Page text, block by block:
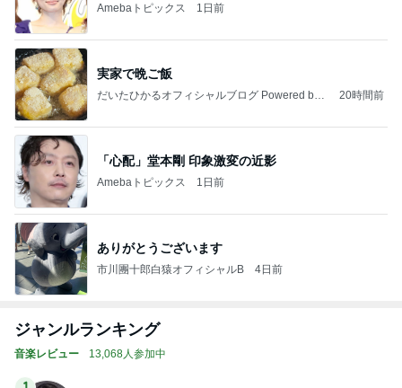
Amebaトピックス 1日前
実家で晩ご飯
だいたひかるオフィシャルブログ Powered by
20時間前
「心配」堂本剛 印象激変の近影
Amebaトピックス 1日前
ありがとうございます
市川團十郎白猿オフィシャルB 4日前
ジャンルランキング
音楽レビュー 13,068人参加中